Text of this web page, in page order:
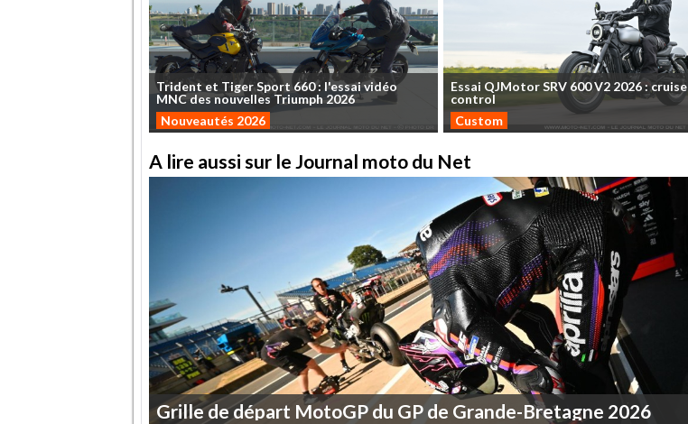
Trident et TigerSport 660: l'essaividéo
MNCdesnouvelles Triumph2026
Nouveautés 2026
Essai QJMotorSRV 600V2 2026: cruise
control
Custom
A lire aussi sur le Journal moto du Net
Grillededépart MotoGP du GP de Grande-Bretagne 2026